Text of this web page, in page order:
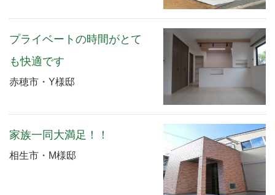
プライベートの時間がとて
も快適です
赤穂市・Y様邸
家族一同大満足！！
相生市・M様邸